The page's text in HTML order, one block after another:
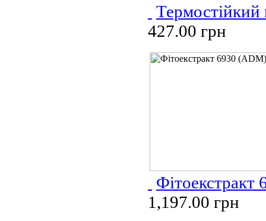
427.00 грн
1,197.00 грн